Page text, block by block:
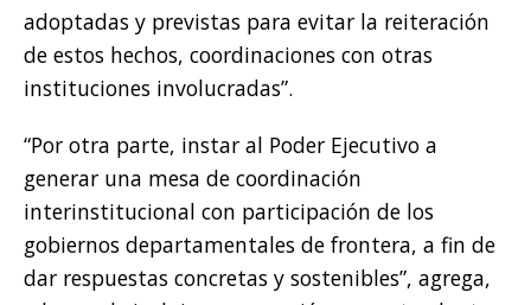
adoptadas y previstas para evitar la reiteración
de estos hechos, coordinaciones con otras
instituciones involucradas”.
“Por otra parte, instar al Poder Ejecutivo a
generar una mesa de coordinación
interinstitucional con participación de los
gobiernos departamentales de frontera, a fin de
dar respuestas concretas y sostenibles”, agrega,